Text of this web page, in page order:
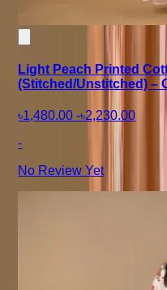
Light Peach Printed
(Stitched/Unstitched) –
৳1,480.00 -৳2,230.00
-
No Review Yet